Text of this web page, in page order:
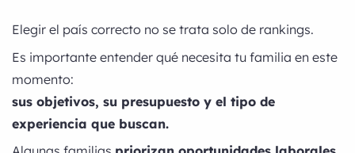
Elegir el país correcto no se trata solo de rankings.
Es importante entender qué necesita tu familia en este
momento:
sus objetivos, su presupuesto y el tipo de
experiencia que buscan.